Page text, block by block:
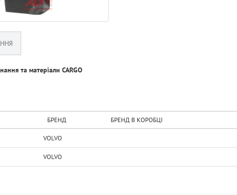
та матерiали CARGO
БРЕНД БРЕНД В КОРОБЦІ
VOLVO
VOLVO